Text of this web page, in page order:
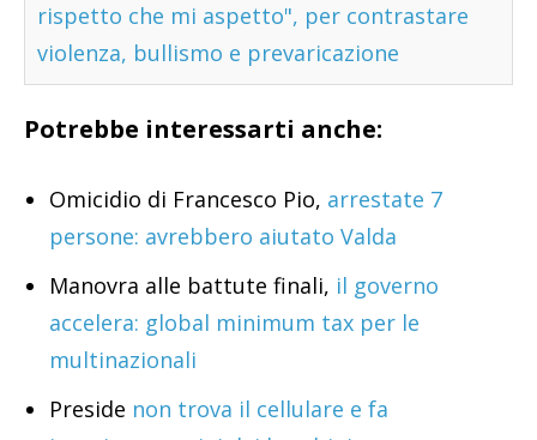
rispetto che mi aspetto", per contrastare
violenza, bullismo e prevaricazione
Potrebbe interessarti anche:
Omicidio di Francesco Pio, arrestate 7
persone: avrebbero aiutato Valda
Manovra alle battute finali, il governo
accelera: global minimum tax per le
multinazionali
Preside non trova il cellulare e fa